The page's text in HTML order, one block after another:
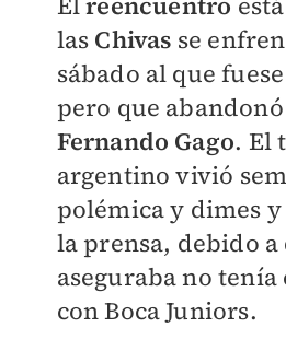
las Chivas se
sábado al que
pero que
Fernando Gago. El
argentino vivió
polémica y dimes
la prensa, debido a
aseguraba no
con Boca Juniors.